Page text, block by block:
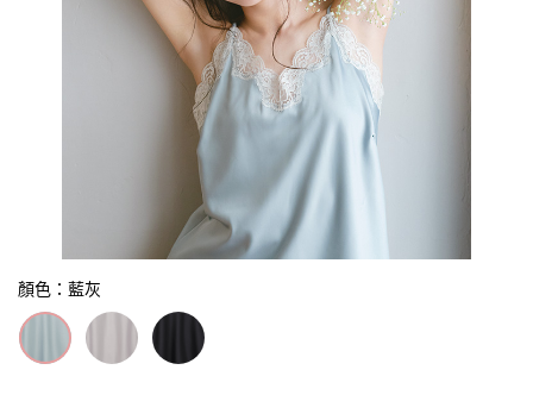
顏色：藍灰